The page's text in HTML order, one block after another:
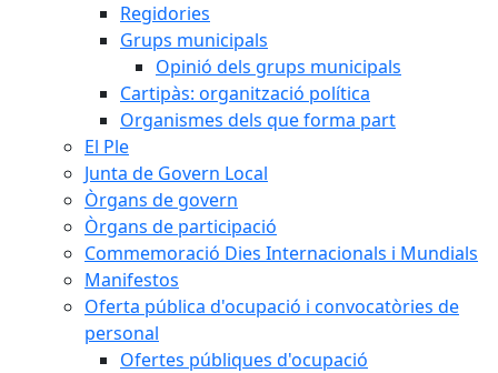
Regidories
Grups municipals
Opinió dels grups municipals
Cartipàs: organització política
Organismes dels que forma part
El Ple
Junta de Govern Local
Òrgans de govern
Òrgans de participació
Commemoració Dies Internacionals i Mundials
Manifestos
Oferta pública d'ocupació i convocatòries de
personal
Ofertes públiques d'ocupació